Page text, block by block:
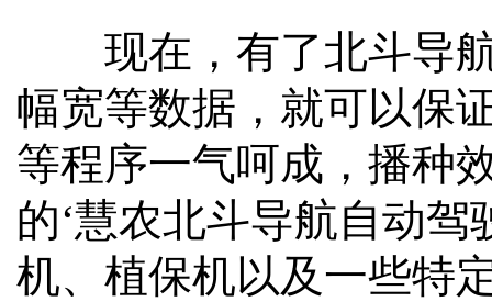
现在，有了北斗导航
幅宽等数据，就可以保
等程序一气呵成，播种
的‘慧农北斗导航自动
机、植保机以及一些特